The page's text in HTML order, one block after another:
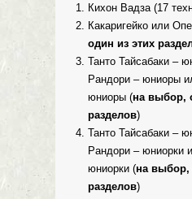
Кихон Вадза (17
Какаригейко или
один из этих
Танто Тайсабаки –
Рандори – юниоры
юниоры (на выбор,
разделов)
Танто Тайсабаки –
Рандори – юниорки
юниорки (на выбор,
разделов)